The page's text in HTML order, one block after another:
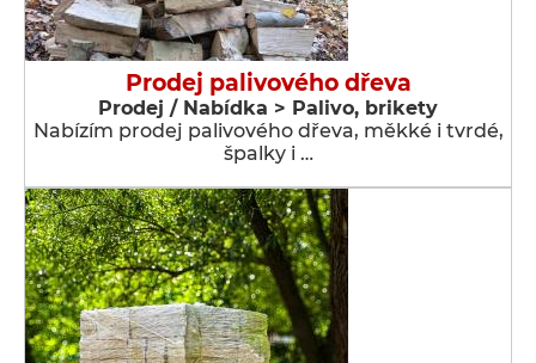
Prodej palivového dřeva
Prodej / Nabídka > Palivo, brikety
Nabízím prodej palivového dřeva, měkké i tvrdé,
špalky i …